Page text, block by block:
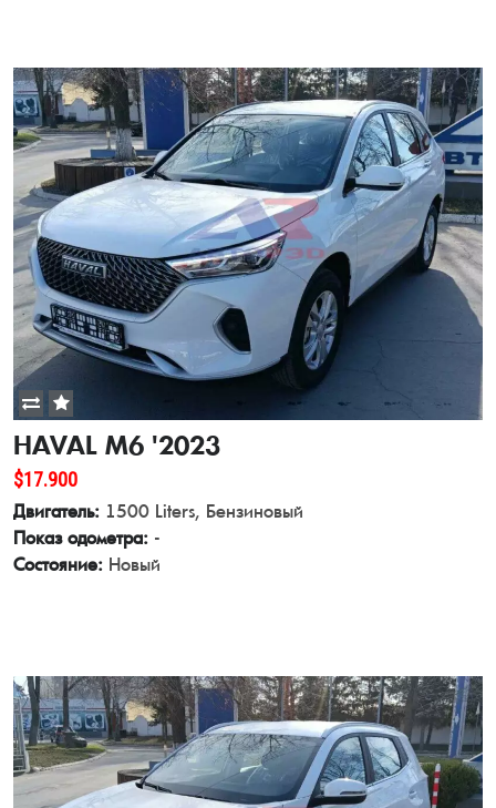
HAVAL M6 '2023
$17.900
Двигатель: 1500 Liters, Бензиновый
Показ одометра: -
Состояние: Новый